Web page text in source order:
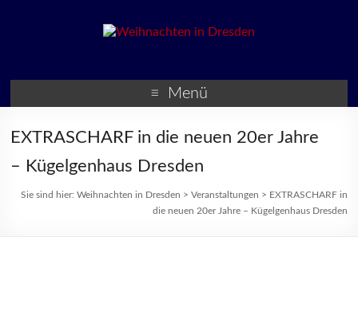
Veranstaltungen zur
Weihnachtszeit
Menü
EXTRASCHARF in die neuen 20er Jahre
– Kügelgenhaus Dresden
Sie sind hier: Weihnachten in Dresden > Veranstaltungen > EXTRASCHARF in
die neuen 20er Jahre – Kügelgenhaus Dresden